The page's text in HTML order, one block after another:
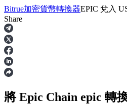
合約
Bitrue加密貨幣轉換器EPIC 兌入
Share
將 Epic Chain epic 轉